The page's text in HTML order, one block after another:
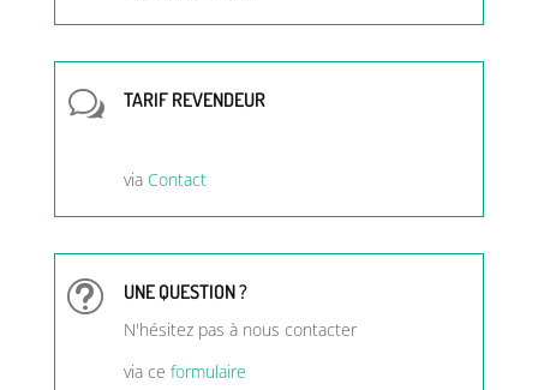
w TARIF REVENDEUR
via Contact
t UNE QUESTION ?
N'hésitez pas à nous contacter
via ce formulaire